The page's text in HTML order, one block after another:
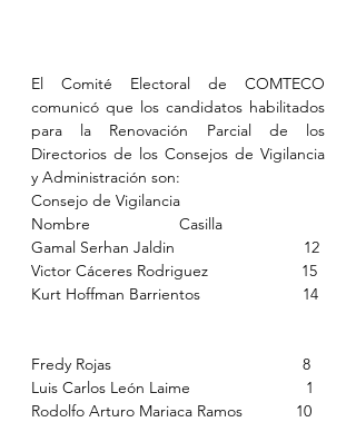
El Comité Electoral de COMTECO
comunicó que los candidatos habilitados
para la Renovación Parcial de los
Directorios de los Consejos de Vigilancia
y Administración son:
Consejo de Vigilancia
Nombre                    Casilla
Gamal Serhan Jaldin                             12
Victor Cáceres Rodriguez                     15
Kurt Hoffman Barrientos                       14
Fredy Rojas                                           8
Luis Carlos León Laime                          1
Rodolfo Arturo Mariaca Ramos            10